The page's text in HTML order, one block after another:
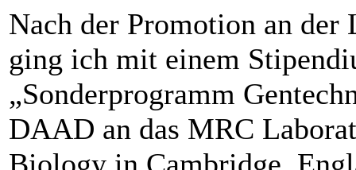
Nach der Promotion an der
ging ich mit einem
„Sonderprogramm
DAAD an das MRC